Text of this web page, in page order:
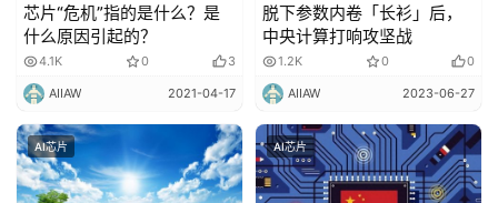
芯片“危机”指的是什么？是
什么原因引起的？
4.1K 0 3
AIIAW 2021-04-17
脱下参数内卷「长衫」后，
中央计算打响攻坚战
1.2K 0 0
AIIAW 2023-06-27
AI芯片 AI芯片